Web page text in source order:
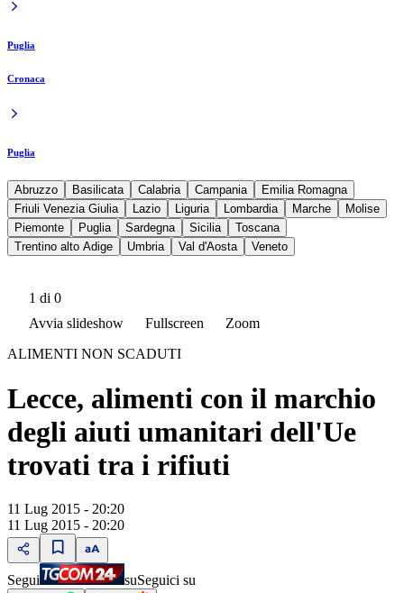
Puglia
Cronaca
Puglia
Abruzzo Basilicata Calabria Campania
Emilia Romagna
Friuli Venezia Giulia
Lazio Liguria Lombardia Marche
Molise
Piemonte
Puglia Sardegna Sicilia
Toscana
Trentino alto Adige
Umbria Val d'Aosta Veneto
1 di 0
Avvia slideshow
Fullscreen
Zoom
ALIMENTI NON SCADUTI
Lecce, alimenti con il marchio
degli aiuti umanitari dell'Ue
trovati tra i rifiuti
11 Lug 2015 - 20:20
11 Lug 2015 - 20:20
Segui suSeguici su